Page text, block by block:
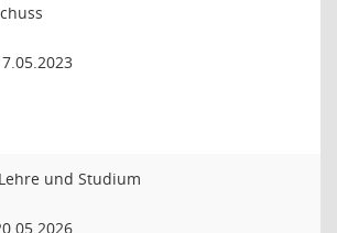
und Studium